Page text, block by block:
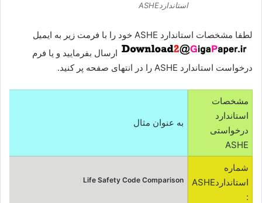
استانداردASHE
لطفا مشخصات استاندارد ASHE خود را با فرمت زیر به ایمیل
ارسال بفرمایید و یا فرم
درخواست استاندارد ASHE را در انتهای صفحه پر کنید.
مشخصات
استاندارد
درخواستی
ASHE
به عنوان مثال
شماره
استانداردASHE
:
Life Safety Code Comparison